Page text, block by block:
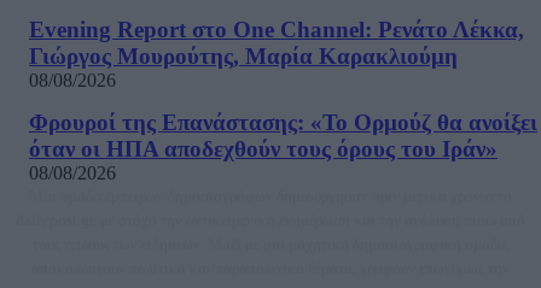
Evening Report στο One Channel: Ρενάτο Λέκκα,
Γιώργος Μουρούτης, Μαρία Καρακλιούμη
08/08/2026
Φρουροί της Επανάστασης: «Το Ορμούζ θα ανοίξει
όταν οι ΗΠΑ αποδεχθούν τους όρους του Ιράν»
08/08/2026